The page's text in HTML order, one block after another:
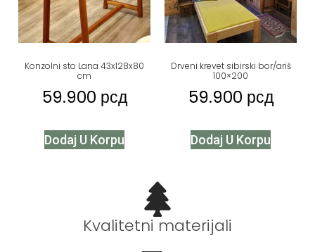
Konzolni sto Lana 43x128x80
cm
59.900 рсд
Dodaj U Korpu
Drveni krevet sibirski bor/ariš
100×200
59.900 рсд
Dodaj U Korpu
Kvalitetni materijali